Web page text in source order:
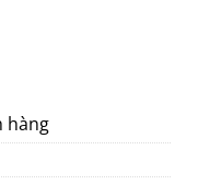
hàng